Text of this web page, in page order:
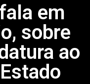
em
sobre
ao